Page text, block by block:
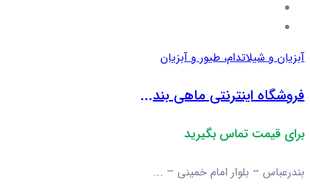
آبزیان و شیلاتدام، طیور و آبزیان
فروشگاه اینترنتی ماهی بند...
برای قیمت تماس بگیرید
بندرعباس – بلوار امام خمینی – ...